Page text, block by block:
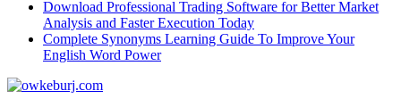
Download Professional Trading Software for Better Market
Analysis and Faster Execution Today
Complete Synonyms Learning Guide To Improve Your
English Word Power